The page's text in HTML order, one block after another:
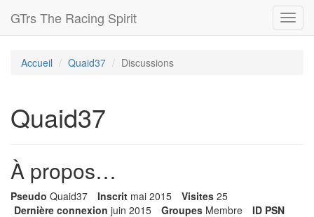
GTrs The Racing Spirit
Accueil Quaid37 Discussions
Quaid37
À propos…
Pseudo Quaid37 Inscrit mai 2015 Visites 25
Dernière connexion juin 2015 Groupes Membre
ID PSN